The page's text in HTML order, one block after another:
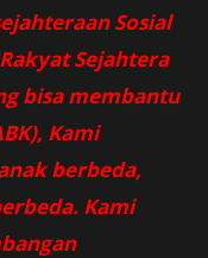
Sosial
Sejahtera
bisa membantu
Kami
berbeda,
Kami